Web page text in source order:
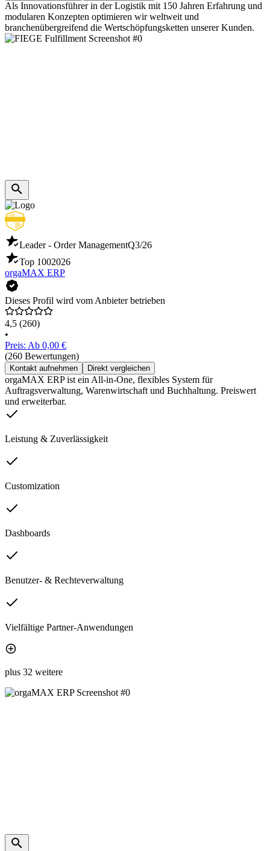
Als Innovationsführer in der Logistik mit 150 Jahren Erfahrung und
modularen Konzepten optimieren wir weltweit und
branchenübergreifend die Wertschöpfungsketten unserer Kunden.
Leader - Order ManagementQ3/26
Top 1002026
orgaMAX ERP
Dieses Profil wird vom Anbieter betrieben
4,5 (260)
•
Preis: Ab 0,00 €
(260 Bewertungen)
Kontakt aufnehmen Direkt vergleichen
orgaMAX ERP ist ein All-in-One, flexibles System für
Auftragsverwaltung, Warenwirtschaft und Buchhaltung. Preiswert
und erweiterbar.
Leistung & Zuverlässigkeit
Customization
Dashboards
Benutzer- & Rechteverwaltung
Vielfältige Partner-Anwendungen
plus 32 weitere